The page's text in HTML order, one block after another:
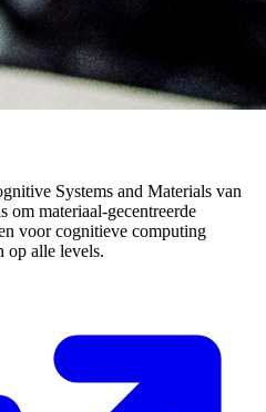
Systems and Materials van
materiaal-gecentreerde
voor cognitieve computing
op alle levels.